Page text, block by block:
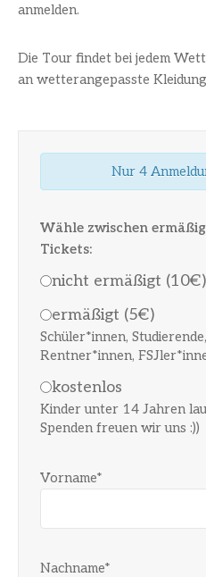
anmelden.
Die Tour findet bei jedem
an wetterangepasste
Nur 4
Wähle zwischen
Tickets:
nicht ermäßigt (10€)
ermäßigt (5€)
Schüler*innen,
Rentner*innen,
kostenlos
Kinder unter 14 Jahren
Spenden freuen wir uns :))
Vorname*
Nachname*